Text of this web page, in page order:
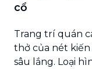
cổ
Trang trí quán
thở của nét
sâu lắng. Loại